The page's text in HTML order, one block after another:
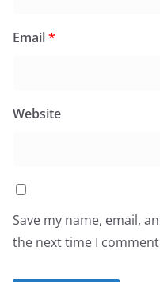
Email*
Website
Save my name, email,
the next time I